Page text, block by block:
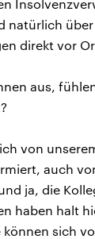
natürlich
direkt vor
aus,
von
auch
ja, die
haben halt
können sich